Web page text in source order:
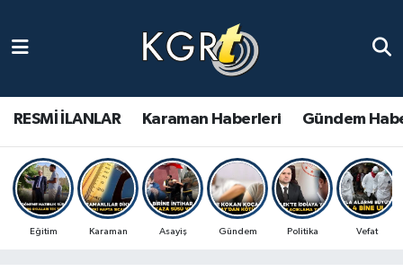
RESMİ İLANLAR Karaman Haberleri Gündem
Eğitim Karaman Asayiş Gündem Politika Vefat
Gündem Haberleri
Güncel Haberler
Spor Haberleri